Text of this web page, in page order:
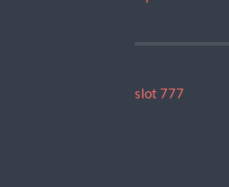
slot 777